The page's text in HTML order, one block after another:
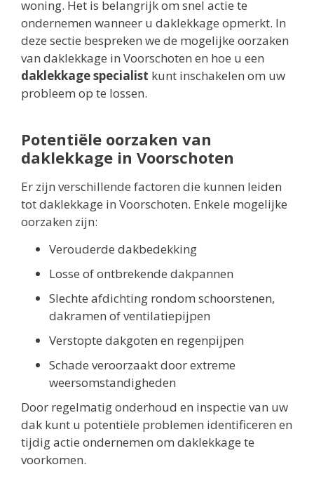
woning. Het is belangrijk om snel actie te
ondernemen wanneer u daklekkage opmerkt. In
deze sectie bespreken we de mogelijke oorzaken
van daklekkage in Voorschoten en hoe u een
daklekkage specialist kunt inschakelen om uw
probleem op te lossen.
Potentiële oorzaken van
daklekkage in Voorschoten
Er zijn verschillende factoren die kunnen leiden
tot daklekkage in Voorschoten. Enkele mogelijke
oorzaken zijn:
Verouderde dakbedekking
Losse of ontbrekende dakpannen
Slechte afdichting rondom schoorstenen,
dakramen of ventilatiepijpen
Verstopte dakgoten en regenpijpen
Schade veroorzaakt door extreme
weersomstandigheden
Door regelmatig onderhoud en inspectie van uw
dak kunt u potentiële problemen identificeren en
tijdig actie ondernemen om daklekkage te
voorkomen.